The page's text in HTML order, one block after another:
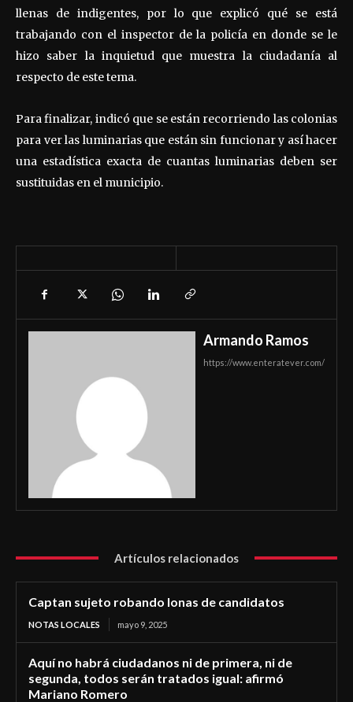
llenas de indigentes, por lo que explicó qué se está
trabajando con el inspector de la policía en donde se le
hizo saber la inquietud que muestra la ciudadanía al
respecto de este tema.
Para finalizar, indicó que se están recorriendo las colonias
para ver las luminarias que están sin funcionar y así hacer
una estadística exacta de cuantas luminarias deben ser
sustituidas en el municipio.
Armando Ramos
https://www.enteratever.com/
Artículos relacionados
Captan sujeto robando lonas de candidatos
NOTAS LOCALES mayo 9, 2025
Aquí no habrá ciudadanos ni de primera, ni de
segunda, todos serán tratados igual: afirmó
Mariano Romero